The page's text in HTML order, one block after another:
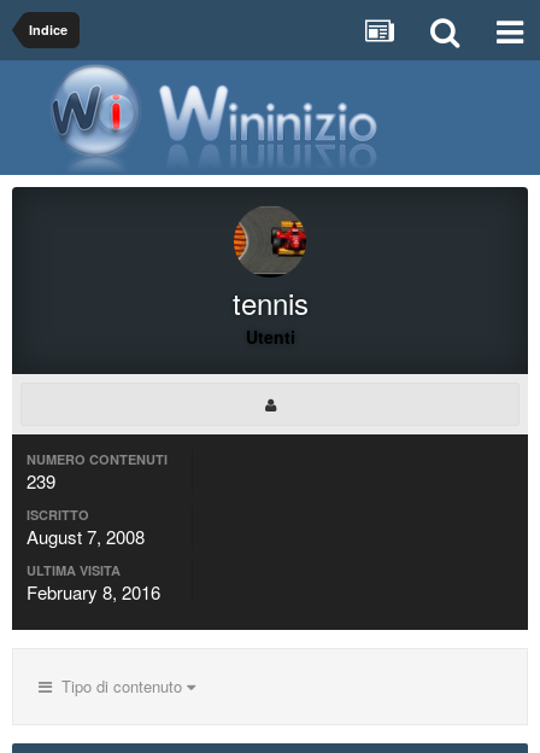
Indice
tennis
Utenti
NUMERO CONTENUTI
239
ISCRITTO
August 7, 2008
ULTIMA VISITA
February 8, 2016
Tipo di contenuto